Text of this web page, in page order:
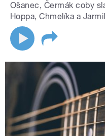
Ošanec, Čermák coby
Hoppa, Chmelíka a